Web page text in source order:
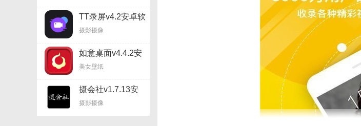
TT录屏v4.2安卓软
件
摄影摄像
如意桌面v4.4.2安
卓软件（暂无下
载）
美女壁纸
摄会社v1.7.13安
卓软件
摄影摄像